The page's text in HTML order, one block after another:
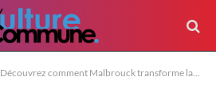
Découvrez comment Malbrouck transforme la course à pied en une expérience royale incroyable !